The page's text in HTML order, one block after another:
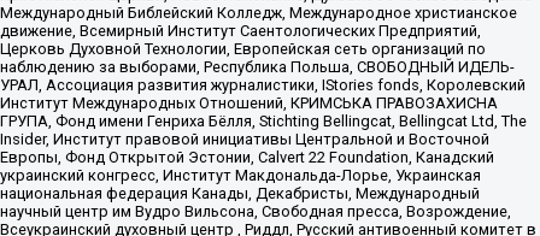
Международный Библейский Колледж, Международное христианское
движение, Всемирный Институт Саентологических Предприятий,
Церковь Духовной Технологии, Европейская сеть организаций по
наблюдению за выборами, Республика Польша, СВОБОДНЫЙ ИДЕЛЬ-
УРАЛ, Ассоциация развития журналистики, IStories fonds, Королевский
Институт Международных Отношений, КРИМСЬКА ПРАВОЗАХИСНА
ГРУПА, Фонд имени Генриха Бёлля, Stichting Bellingcat, Bellingcat Ltd, The
Insider, Институт правовой инициативы Центральной и Восточной
Европы, Фонд Открытой Эстонии, Calvert 22 Foundation, Канадский
украинский конгресс, Институт Макдональда-Лорье, Украинская
национальная федерация Канады, Декабристы, Международный
научный центр им Вудро Вильсона, Свободная пресса, Возрождение,
Всеукраинский духовный центр , Риддл, Русский антивоенный комитет в